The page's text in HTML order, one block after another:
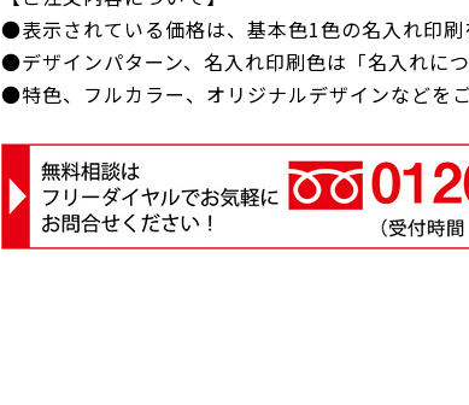
●表示されている価格は、基本色1色の名入れ印刷
●デザインパターン、名入れ印刷色は「名入れに
●特色、フルカラー、オリジナルデザインなどを